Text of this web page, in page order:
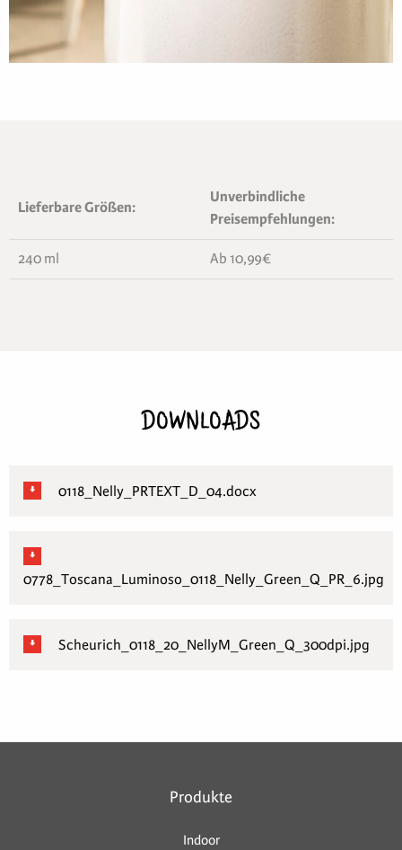
Lieferbare Größen:
Unverbindliche
Preisempfehlungen:
240 ml Ab 10,99€
DOWNLOADS
0118_Nelly_PRTEXT_D_04.docx
0778_Toscana_Luminoso_0118_Nelly_Green_Q_PR_6.jpg
Scheurich_0118_20_NellyM_Green_Q_300dpi.jpg
Produkte
Indoor